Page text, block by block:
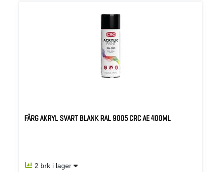
FÄRG AKRYL SVART BLANK RAL 9005 CRC AE 400ML
2 brk i lager